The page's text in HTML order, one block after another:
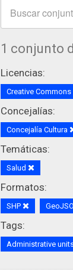
1 conjunto
Licencias:
Creative
Concejalías:
Concejalía Cultura
Temáticas:
Salud
Formatos:
SHP
Tags:
Administrative